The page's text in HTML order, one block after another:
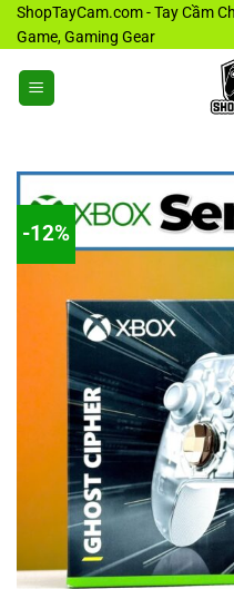
Bỏ
qua
nội
dung
ShopTayCam.com - Tay Cầm
Game, Gaming Gear
-12%